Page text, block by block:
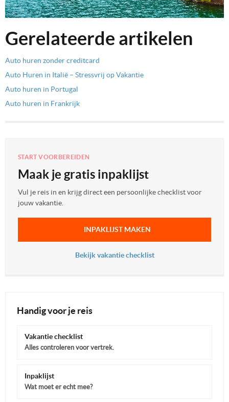
Gerelateerde artikelen
Auto huren zonder creditcard
Auto Huren in Italië – Stressvrij op Vakantie
Auto huren in Portugal
Auto huren in Frankrijk
START VOORBEREIDEN
Maak je gratis inpaklijst
Vul je reis in en krijg direct een persoonlijke checklist voor
jouw vakantie.
INPAKLIJST MAKEN
Bekijk vakantie checklist
Handig voor je reis
Vakantie checklist
Alles controleren voor vertrek.
Inpaklijst
Wat moet er echt mee?